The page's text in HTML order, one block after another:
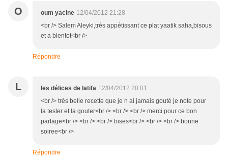
O oum yacine 12/04/2012 21:28
<br /> Salem Aleyki,très appétissant ce plat yaatik saha,bisous
et a bientot<br />
Répondre
L les délices de latifa 12/04/2012 20:01
<br /> très belle recette que je n ai jamais gouté je note pour
la tester et la gouter<br /> <br /> <br /> merci pour ce bon
partage<br /> <br /> <br /> bises<br /> <br /> <br /> bonne
soiree<br />
Répondre